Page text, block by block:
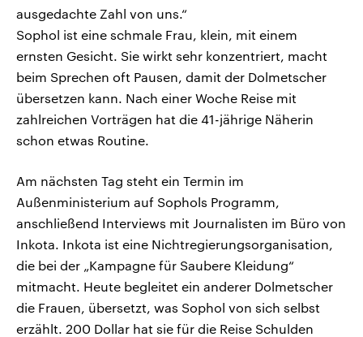
ausgedachte Zahl von uns.“
Sophol ist eine schmale Frau, klein, mit einem
ernsten Gesicht. Sie wirkt sehr konzentriert, macht
beim Sprechen oft Pausen, damit der Dolmetscher
übersetzen kann. Nach einer Woche Reise mit
zahlreichen Vorträgen hat die 41-jährige Näherin
schon etwas Routine.
Am nächsten Tag steht ein Termin im
Außenministerium auf Sophols Programm,
anschließend Interviews mit Journalisten im Büro von
Inkota. Inkota ist eine Nichtregierungsorganisation,
die bei der „Kampagne für Saubere Kleidung“
mitmacht. Heute begleitet ein anderer Dolmetscher
die Frauen, übersetzt, was Sophol von sich selbst
erzählt. 200 Dollar hat sie für die Reise Schulden